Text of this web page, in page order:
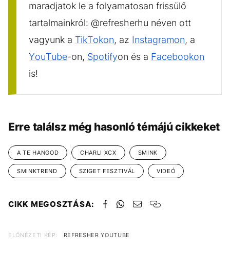
maradjatok le a folyamatosan frissülő
tartalmainkról: @refresherhu néven ott
vagyunk a TikTokon, az Instagramon, a
YouTube-on, Spotifyon és a Facebookon
is!
Erre találsz még hasonló témájú cikkeket
A TE HANGOD CHARLI XCX SMINK
SMINKTREND SZIGET FESZTIVÁL VIDEÓ
CIKK MEGOSZTÁSA:
ELŐNÉZETI KÉP: REFRESHER YOUTUBE